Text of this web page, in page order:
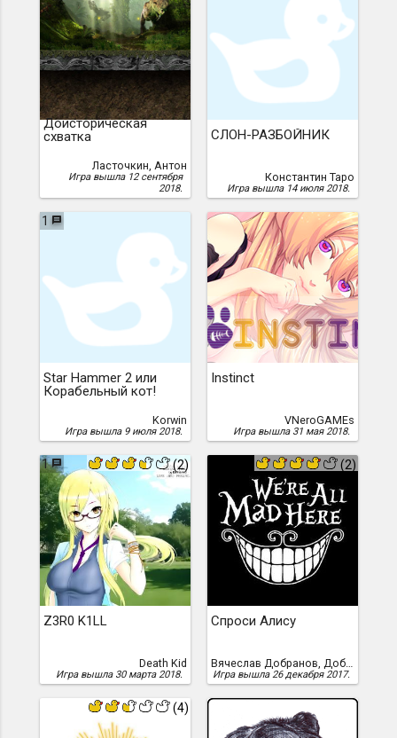
Доисторическая
схватка
Ласточкин, Антон
Игра вышла 12 сентября
2018.
СЛОН-РАЗБОЙНИК
Константин Таро
Игра вышла 14 июля 2018.
1
Star Hammer 2 или
Корабельный кот!
Korwin
Игра вышла 9 июля 2018.
Instinct
VNeroGAMEs
Игра вышла 31 мая 2018.
1 (2)
Z3R0 K1LL
Death Kid
Игра вышла 30 марта 2018.
(2)
Спроси Алису
Вячеслав Добранов, Добранов, Вячеслав
Игра вышла 26 декабря 2017.
(4)